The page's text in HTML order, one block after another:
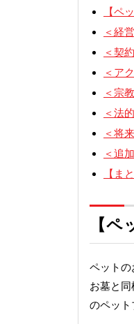
【ペ
＜経
＜契
＜ア
＜宗
＜法
＜将
＜追
【ま
【ペ
ペットの
お墓と
のペット